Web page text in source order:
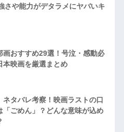
さや能力がデタラメにヤバいキ
画おすすめ29選！号泣・感動必
本映画を厳選まとめ
ネタバレ考察！映画ラストの口
「ごめん」？どんな意味が込め